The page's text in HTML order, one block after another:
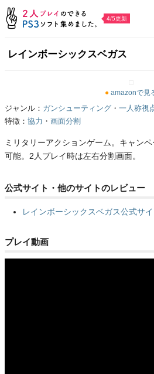
4/5更新
レインボーシックスベガス
● amazonで見
ジャンル： ガンシューティング ・ 一人称視
特徴： 協力 ・ 画面分割
ミリタリーアクションゲーム。キャン
可能。2人プレイ時は左右分割画面。
公式サイト・他のサイトのレビュー
レインボーシックスベガス公式サイ
プレイ動画